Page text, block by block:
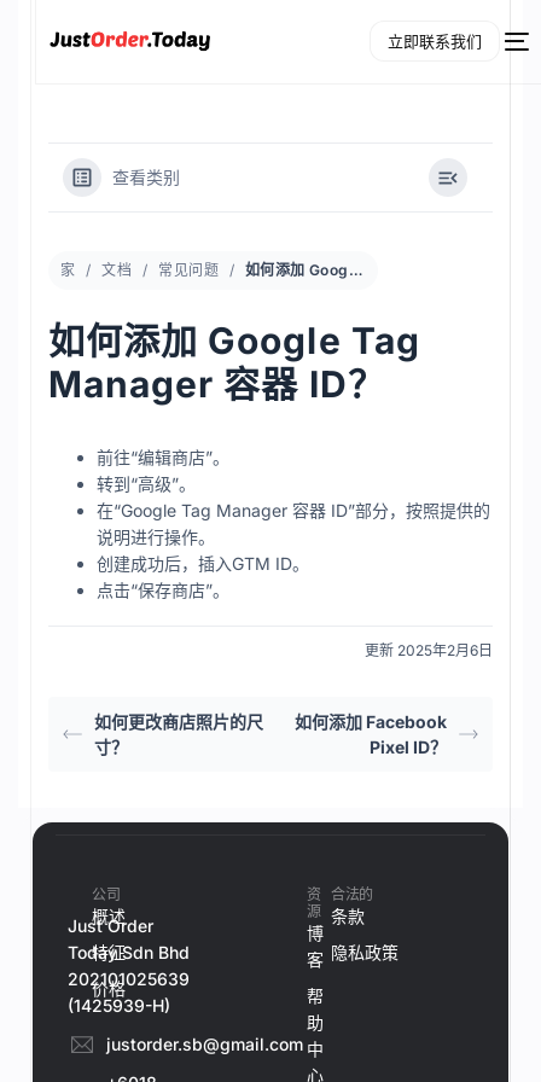
立即联系我们
查看类别
家 文档 常见问题 如何添加 Google Tag Manager 容器 ID？
如何添加 Google Tag
Manager 容器 ID？
前往“编辑商店”。
转到“高级”。
在“Google Tag Manager 容器 ID”部分，按照提供的
说明进行操作。
创建成功后，插入GTM ID。
点击“保存商店”。
更新 2025年2月6日
如何更改商店照片的尺
寸？
如何添加 Facebook
Pixel ID？
Just Order
Today Sdn Bhd
202101025639
(1425939-H)
justorder.sb@gmail.com
公司
概述
特征
价格
资
源
博
客
帮
助
中
心
合法的
条款
隐私政策
新的